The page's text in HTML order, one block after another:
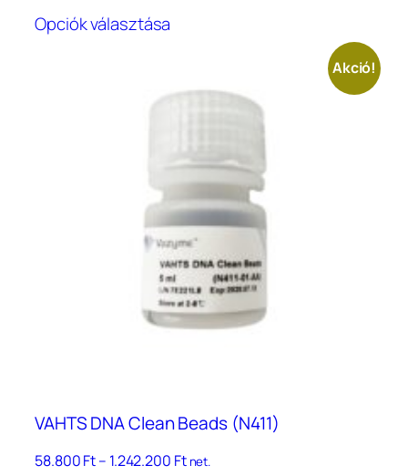
Opciók választása
variációja
változatok
a
termékoldalon
választhatók
ki
Akció!
VAHTS DNA Clean Beads (N411)
58.800Ft– 1.242.200 FtÁrtartomány:
net.